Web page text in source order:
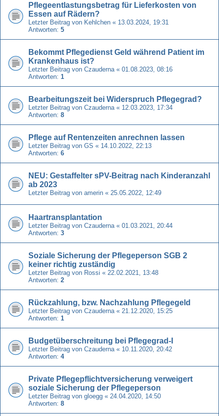
Pflegeentlastungsbetrag für Lieferkosten von
Essen auf Rädern?
Letzter Beitrag von Kehlchen « 13.03.2024, 19:31
Antworten: 5
Bekommt Pflegedienst Geld während Patient im
Krankenhaus ist?
Letzter Beitrag von Czauderna « 01.08.2023, 08:16
Antworten: 1
Bearbeitungszeit bei Widerspruch Pflegegrad?
Letzter Beitrag von Czauderna « 12.03.2023, 17:34
Antworten: 8
Pflege auf Rentenzeiten anrechnen lassen
Letzter Beitrag von GS « 14.10.2022, 22:13
Antworten: 6
NEU: Gestaffelter sPV-Beitrag nach Kinderanzahl
ab 2023
Letzter Beitrag von amerin « 25.05.2022, 12:49
Haartransplantation
Letzter Beitrag von Czauderna « 01.03.2021, 20:44
Antworten: 3
Soziale Sicherung der Pflegeperson SGB 2
keiner richtig zuständig
Letzter Beitrag von Rossi « 22.02.2021, 13:48
Antworten: 2
Rückzahlung, bzw. Nachzahlung Pflegegeld
Letzter Beitrag von Czauderna « 21.12.2020, 15:25
Antworten: 1
Budgetüberschreitung bei Pflegegrad-I
Letzter Beitrag von Czauderna « 10.11.2020, 20:42
Antworten: 4
Private Pflegepflichtversicherung verweigert
soziale Sicherung der Pflegeperson
Letzter Beitrag von gloegg « 24.04.2020, 14:50
Antworten: 8